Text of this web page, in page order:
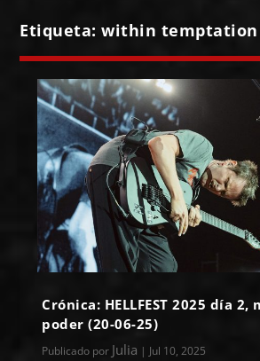
Etiqueta:within temptation
Crónica: HELLFEST 2025 día 2,
poder (20-06-25)
Publicado por Julia | Jul 10, 2025